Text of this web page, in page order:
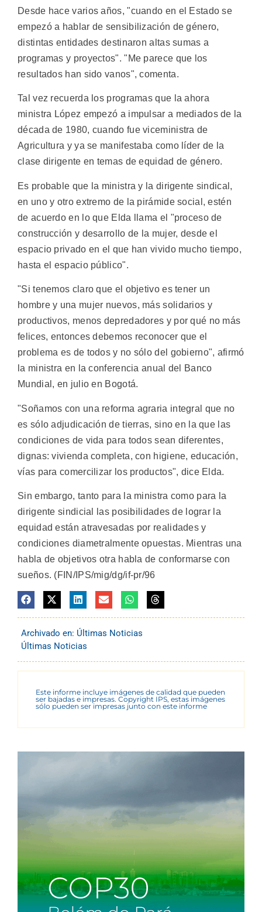
Desde hace varios años, "cuando en el Estado se
empezó a hablar de sensibilización de género,
distintas entidades destinaron altas sumas a
programas y proyectos". "Me parece que los
resultados han sido vanos", comenta.
Tal vez recuerda los programas que la ahora
ministra López empezó a impulsar a mediados de la
década de 1980, cuando fue viceministra de
Agricultura y ya se manifestaba como líder de la
clase dirigente en temas de equidad de género.
Es probable que la ministra y la dirigente sindical,
en uno y otro extremo de la pirámide social, estén
de acuerdo en lo que Elda llama el "proceso de
construcción y desarrollo de la mujer, desde el
espacio privado en el que han vivido mucho tiempo,
hasta el espacio público".
"Si tenemos claro que el objetivo es tener un
hombre y una mujer nuevos, más solidarios y
productivos, menos depredadores y por qué no más
felices, entonces debemos reconocer que el
problema es de todos y no sólo del gobierno", afirmó
la ministra en la conferencia anual del Banco
Mundial, en julio en Bogotá.
"Soñamos con una reforma agraria integral que no
es sólo adjudicación de tierras, sino en la que las
condiciones de vida para todos sean diferentes,
dignas: vivienda completa, con higiene, educación,
vías para comercilizar los productos", dice Elda.
Sin embargo, tanto para la ministra como para la
dirigente sindicial las posibilidades de lograr la
equidad están atravesadas por realidades y
condiciones diametralmente opuestas. Mientras una
habla de objetivos otra habla de conformarse con
sueños. (FIN/IPS/mig/dg/if-pr/96
Archivado en: Últimas Noticias
Últimas Noticias
Este informe incluye imágenes de calidad que pueden
ser bajadas e impresas. Copyright IPS, estas imágenes
sólo pueden ser impresas junto con este informe